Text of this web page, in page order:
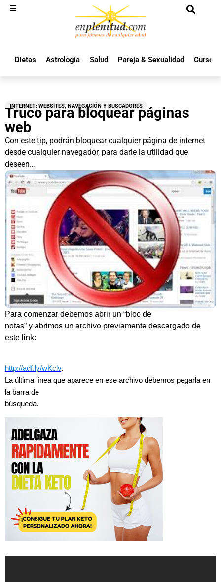
Dietas Astrología Salud Pareja & Sexualidad Cursos
INTERNET: WEBSITES, NAVEGACIÓN Y BUSCADORES
Truco para bloquear páginas
web
Con este tip, podrán bloquear cualquier página de internet
desde cualquier navegador, para darle la utilidad que
deseen…
Para comenzar debemos abrir un “bloc de
notas” y abrimos un archivo previamente descargado de
este link:
http://adf.ly/wKclv.
La última línea que aparece en ese archivo debemos pegarla en
la barra de
búsqueda.